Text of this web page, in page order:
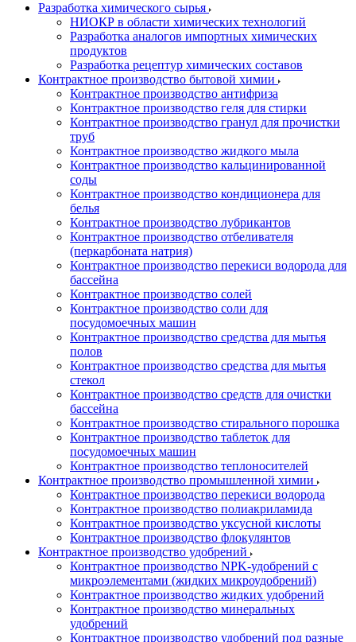
Разработка химического сырья
НИОКР в области химических технологий
Разработка аналогов импортных химических
продуктов
Разработка рецептур химических составов
Контрактное производство бытовой химии
Контрактное производство антифриза
Контрактное производство геля для стирки
Контрактное производство гранул для прочистки
труб
Контрактное производство жидкого мыла
Контрактное производство кальцинированной
соды
Контрактное производство кондиционера для
белья
Контрактное производство лубрикантов
Контрактное производство отбеливателя
(перкарбоната натрия)
Контрактное производство перекиси водорода для
бассейна
Контрактное производство солей
Контрактное производство соли для
посудомоечных машин
Контрактное производство средства для мытья
полов
Контрактное производство средства для мытья
стекол
Контрактное производство средств для очистки
бассейна
Контрактное производство стирального порошка
Контрактное производство таблеток для
посудомоечных машин
Контрактное производство теплоносителей
Контрактное производство промышленной химии
Контрактное производство перекиси водорода
Контрактное производство полиакриламида
Контрактное производство уксусной кислоты
Контрактное производство флокулянтов
Контрактное производство удобрений
Контрактное производство NPK-удобрений с
микроэлементами (жидких микроудобрений)
Контрактное производство жидких удобрений
Контрактное производство минеральных
удобрений
Контрактное производство удобрений под разные